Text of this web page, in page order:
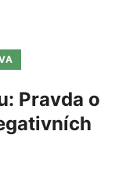
Pravda o